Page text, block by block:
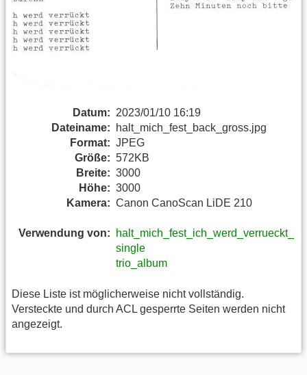
Datum: 2023/01/10 16:19
Dateiname:
halt_mich_fest_back_gross.jpg
Format: JPEG
Größe: 572KB
Breite: 3000
Höhe: 3000
Kamera: Canon CanoScan LiDE 210
Verwendung von:
halt_mich_fest_ich_werd_verrueckt_
single
trio_album
Diese Liste ist möglicherweise nicht vollständig.
Versteckte und durch ACL gesperrte Seiten werden nicht
angezeigt.